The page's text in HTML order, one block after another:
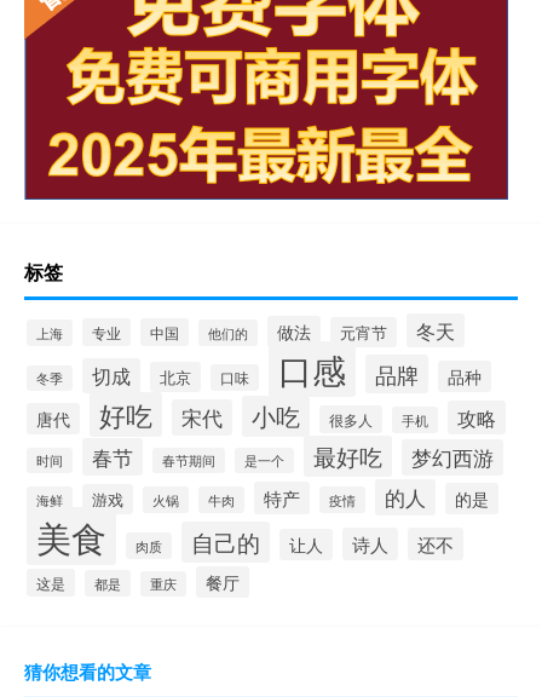
标签
上海 专业 中国 他们的 做法 元宵节 冬天
冬季 切成 北京 口味 口感 品牌
品种
唐代
好吃 宋代 小吃 很多人 手机 攻略
时间 春节 春节期间 是一个 最好吃 梦幻西游
海鲜 游戏 火锅 牛肉 特产 疫情 的人 的是
美食 肉质 自己的 让人 诗人 还不
这是 都是 重庆 餐厅
猜你想看的文章